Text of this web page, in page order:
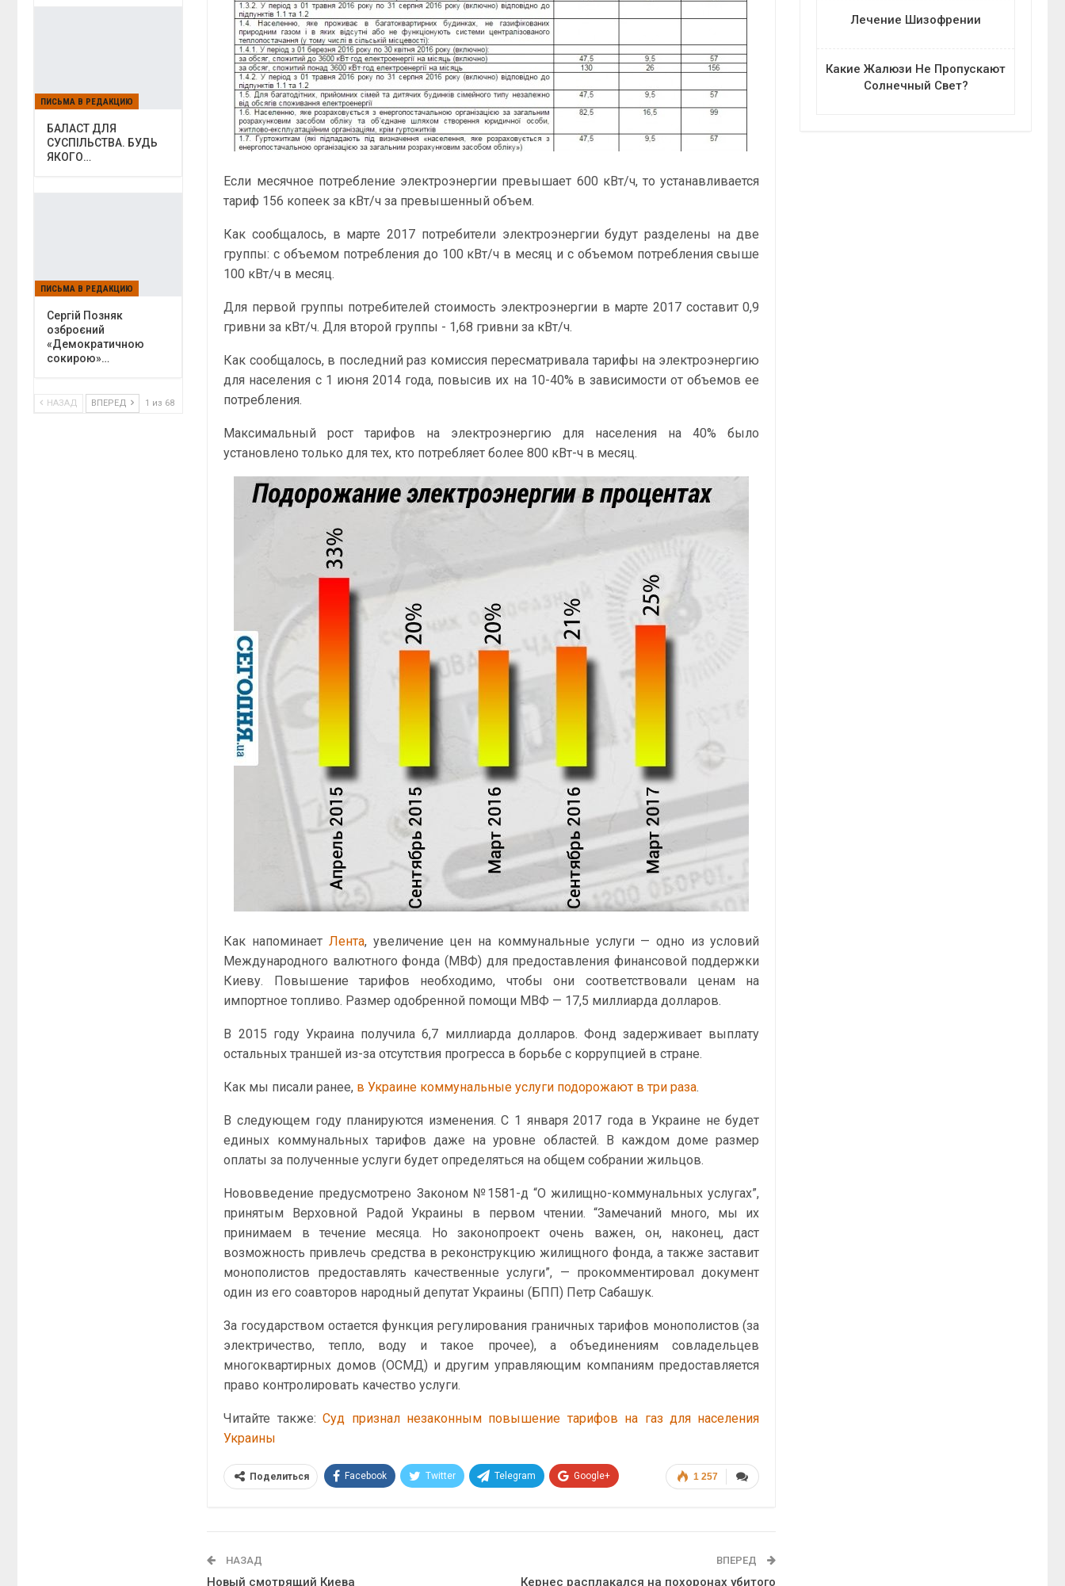
Если месячное потребление электроэнергии превышает 600 кВт/ч, то устанавливается
тариф 156 копеек за кВт/ч за превышенный объем.
Как сообщалось, в марте 2017 потребители электроэнергии будут разделены на две
группы: с объемом потребления до 100 кВт/ч в месяц и с объемом потребления свыше
100 кВт/ч в месяц.
Для первой группы потребителей стоимость электроэнергии в марте 2017 составит 0,9
гривни за кВт/ч. Для второй группы - 1,68 гривни за кВт/ч.
Как сообщалось, в последний раз комиссия пересматривала тарифы на электроэнергию
для населения с 1 июня 2014 года, повысив их на 10-40% в зависимости от объемов ее
потребления.
Максимальный рост тарифов на электроэнергию для населения на 40% было
установлено только для тех, кто потребляет более 800 кВт-ч в месяц.
Как напоминает Лента, увеличение цен на коммунальные услуги — одно из условий
Международного валютного фонда (МВФ) для предоставления финансовой поддержки
Киеву. Повышение тарифов необходимо, чтобы они соответствовали ценам на
импортное топливо. Размер одобренной помощи МВФ — 17,5 миллиарда долларов.
В 2015 году Украина получила 6,7 миллиарда долларов. Фонд задерживает выплату
остальных траншей из-за отсутствия прогресса в борьбе с коррупцией в стране.
Как мы писали ранее, в Украине коммунальные услуги подорожают в три раза.
В следующем году планируются изменения. С 1 января 2017 года в Украине не будет
единых коммунальных тарифов даже на уровне областей. В каждом доме размер
оплаты за полученные услуги будет определяться на общем собрании жильцов.
Нововведение предусмотрено Законом №1581-д “О жилищно-коммунальных услугах”,
принятым Верховной Радой Украины в первом чтении. “Замечаний много, мы их
принимаем в течение месяца. Но законопроект очень важен, он, наконец, даст
возможность привлечь средства в реконструкцию жилищного фонда, а также заставит
монополистов предоставлять качественные услуги”, — прокомментировал документ
один из его соавторов народный депутат Украины (БПП) Петр Сабашук.
За государством остается функция регулирования граничных тарифов монополистов (за
электричество, тепло, воду и такое прочее), а объединениям совладельцев
многоквартирных домов (ОСМД) и другим управляющим компаниям предоставляется
право контролировать качество услуги.
Читайте также:Суд признал незаконным повышение тарифов на газ для населения
Украины
1 257
Поделиться Facebook Twitter Telegram Google+
НАЗАД
Новый смотрящий Киева
ВПЕРЕД
Кернес расплакался на похоронах убитого
Лечение Шизофрении
Какие Жалюзи Не Пропускают
Солнечный Свет?
ПИСЬМА В РЕДАКЦИЮ
БАЛАСТ ДЛЯ
СУСПІЛЬСТВА. БУДЬ
ЯКОГО…
ПИСЬМА В РЕДАКЦИЮ
Сергій Позняк
озброєний
«Демократичною
сокирою»…
НАЗАД ВПЕРЕД 1 из 68